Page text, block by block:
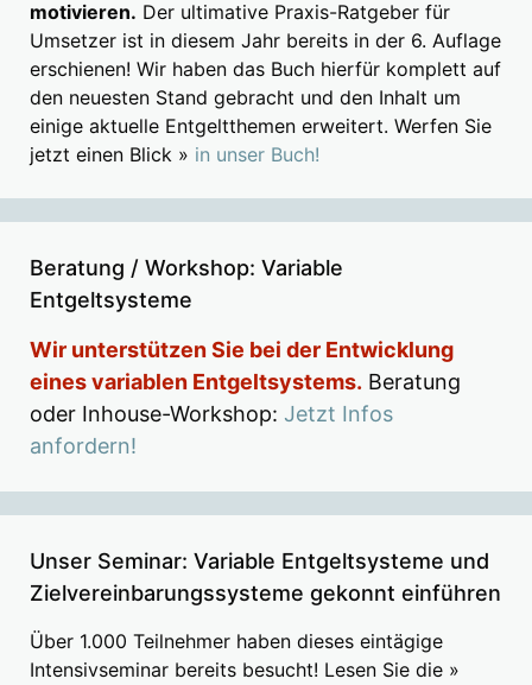
motivieren. Der ultimative Praxis-Ratgeber für
Umsetzer ist in diesem Jahr bereits in der 6. Auflage
erschienen! Wir haben das Buch hierfür komplett auf
den neuesten Stand gebracht und den Inhalt um
einige aktuelle Entgeltthemen erweitert. Werfen Sie
jetzt einen Blick » in unser Buch!
Beratung / Workshop: Variable
Entgeltsysteme
Wir unterstützen Sie bei der Entwicklung
eines variablen Entgeltsystems. Beratung
oder Inhouse-Workshop: Jetzt Infos
anfordern!
Unser Seminar: Variable Entgeltsysteme und
Zielvereinbarungssysteme gekonnt einführen
Über 1.000 Teilnehmer haben dieses eintägige
Intensivseminar bereits besucht! Lesen Sie die »